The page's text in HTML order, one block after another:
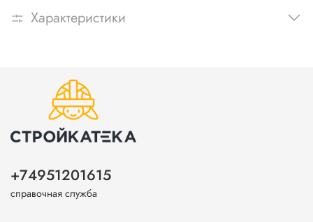
Характеристики
+74951201615
справочная служба